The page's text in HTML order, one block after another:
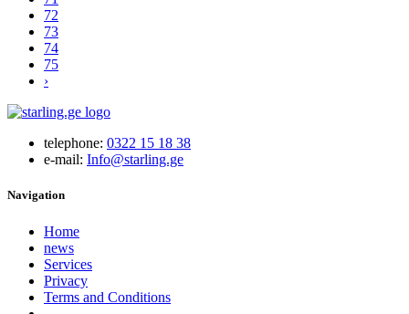
72
73
74
75
›
telephone: 0322 15 18 38
e-mail: Info@starling.ge
Navigation
Home
news
Services
Privacy
Terms and Conditions